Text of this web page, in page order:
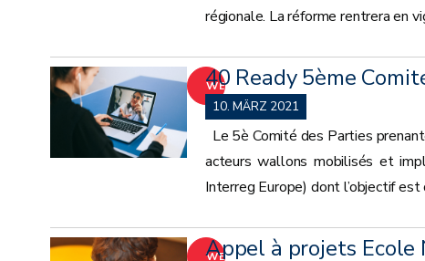
régionale. La réforme rentrera en
WEITER
40 Ready 5ème
10. MÄRZ 2021
Le 5è Comité des Parties
acteurs wallons mobilisés et
Interreg Europe) dont l’objectif
WEITER
Appel à projets